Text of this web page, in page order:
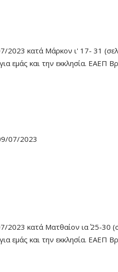
2023 κατά Μάρκον ι' 17- 31
εμάς και την εκκλησία.
07/2023
2023 κατά Ματθαίον ια΄ 25-30
εμάς και την εκκλησία.